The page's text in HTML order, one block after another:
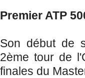
Premier ATP
Son début de
2ème tour de
finales du